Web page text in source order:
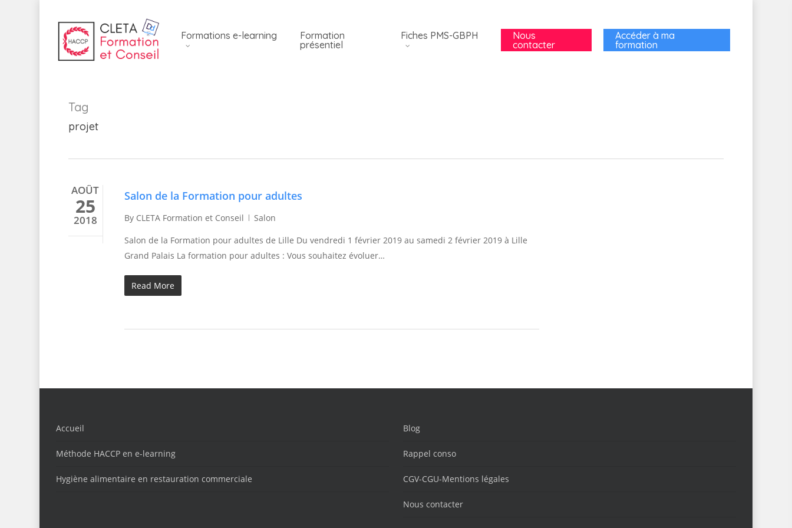
Formations e-learning
Formation
présentiel
Fiches PMS-GBPH
Nous
contacter
Accéder à ma
formation
Tag
projet
AOÛT
25
2018
Salon de la Formation pour adultes
By CLETA Formation et Conseil
Salon
Salon de la Formation pour adultes de Lille Du vendredi 1 février 2019 au samedi 2 février 2019 à Lille
Grand Palais La formation pour adultes : Vous souhaitez évoluer…
Read More
Accueil
Méthode HACCP en e-learning
Hygiène alimentaire en restauration commerciale
Blog
Rappel conso
CGV-CGU-Mentions légales
Nous contacter